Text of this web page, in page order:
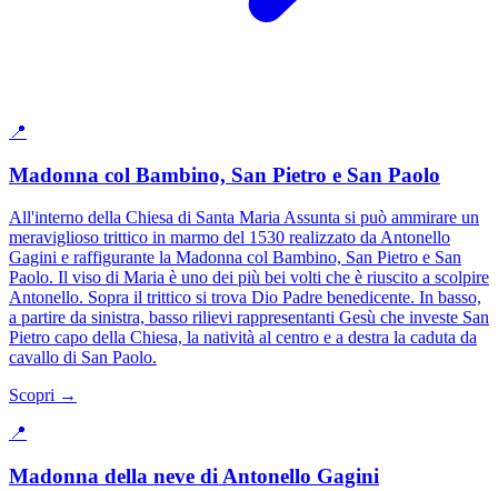
📍
Madonna col Bambino, San Pietro e San Paolo
All'interno della Chiesa di Santa Maria Assunta si può ammirare un
meraviglioso trittico in marmo del 1530 realizzato da Antonello
Gagini e raffigurante la Madonna col Bambino, San Pietro e San
Paolo. Il viso di Maria è uno dei più bei volti che è riuscito a scolpire
Antonello. Sopra il trittico si trova Dio Padre benedicente. In basso,
a partire da sinistra, basso rilievi rappresentanti Gesù che investe San
Pietro capo della Chiesa, la natività al centro e a destra la caduta da
cavallo di San Paolo.
Scopri →
📍
Madonna della neve di Antonello Gagini